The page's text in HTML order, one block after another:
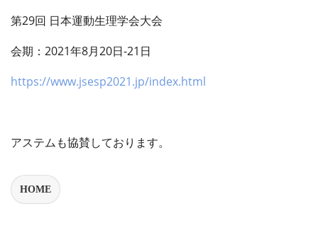
第29回 日本運動生理学会大会
会期：2021年8月20日-21日
https://www.jsesp2021.jp/index.html
アステムも協賛しております。
HOME